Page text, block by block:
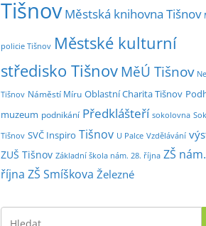
Tišnov Městská knihovna Tišnov
policie Tišnov Městské kulturní
středisko Tišnov MěÚ Tišnov
Tišnov Náměstí Míru Oblastní Charita Tišnov
muzeum podnikání Předklášteří sokolovna
Tišnov SVČ Inspiro Tišnov U Palce Vzdělávání
ZUŠ Tišnov Základní škola nám. 28. října ZŠ
října ZŠ Smíškova Železné